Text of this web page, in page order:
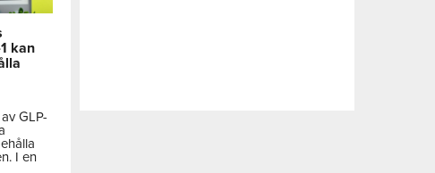
kan
GLP-
I en